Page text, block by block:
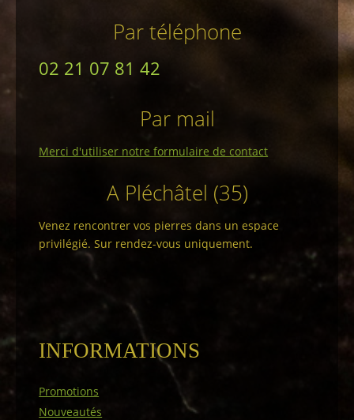
Par téléphone
02 21 07 81 42
Par mail
Merci d'utiliser notre formulaire de contact
A Pléchâtel (35)
Venez rencontrer vos pierres dans un espace
privilégié. Sur rendez-vous uniquement.
INFORMATIONS
Promotions
Nouveautés